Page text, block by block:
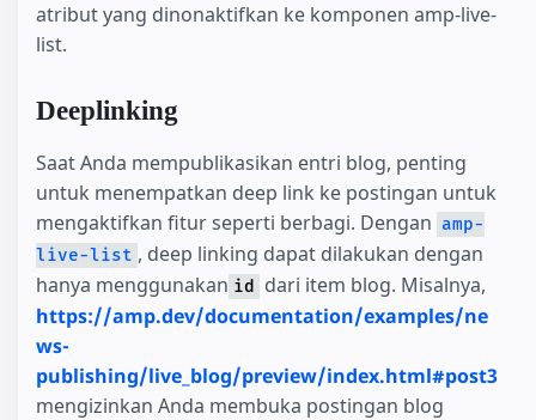
atribut yang dinonaktifkan ke komponen amp-live-
list.
Deeplinking
Saat Anda mempublikasikan entri blog, penting
untuk menempatkan deep link ke postingan untuk
mengaktifkan fitur seperti berbagi. Dengan amp-
live-list , deep linking dapat dilakukan dengan
hanya menggunakan id
dari item blog. Misalnya,
https://amp.dev/documentation/examples/ne
ws-
publishing/live_blog/preview/index.html#post3
mengizinkan Anda membuka postingan blog